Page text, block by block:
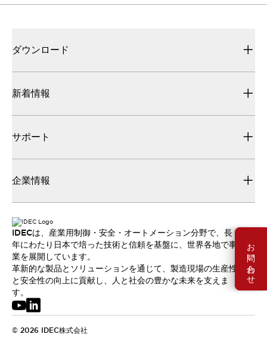
お問い合わせ
ダウンロード
新着情報
サポート
企業情報
IDECは、産業用制御・安全・オートメーション分野で、長
年にわたり日本で培った技術と信頼を基盤に、世界各地で事
業を展開しています。
革新的な製品とソリューションを通じて、製造現場の生産性
と安全性の向上に貢献し、人と社会の豊かな未来を支えま
す。
© 2026 IDEC株式会社